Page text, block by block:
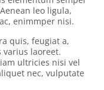
leo ligula,
enimmper nisi.
quis, feugiat a,
laoreet.
ultricies nisi vel
nec, vulputate